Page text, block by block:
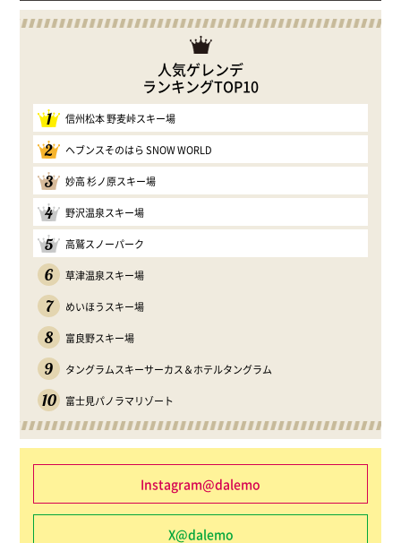
人気ゲレンデ
ランキングTOP10
1 信州松本 野麦峠スキー場
2 ヘブンスそのはら SNOW WORLD
3 妙高 杉ノ原スキー場
4 野沢温泉スキー場
5 高鷲スノーパーク
6 草津温泉スキー場
7 めいほうスキー場
8 富良野スキー場
9 タングラムスキーサーカス＆ホテルタングラム
10 富士見パノラマリゾート
Instagram@dalemo
X@dalemo